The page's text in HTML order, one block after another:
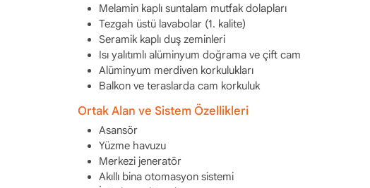
Melamin kaplı suntalam mutfak dolapları
Tezgah üstü lavabolar (1. kalite)
Seramik kaplı duş zeminleri
Isı yalıtımlı alüminyum doğrama ve çift cam
Alüminyum merdiven korkulukları
Balkon ve teraslarda cam korkuluk
Ortak Alan ve Sistem Özellikleri
Asansör
Yüzme havuzu
Merkezi jeneratör
Akıllı bina otomasyon sistemi